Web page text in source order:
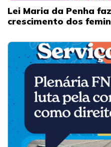
Lei Maria da Penha
crescimento dos